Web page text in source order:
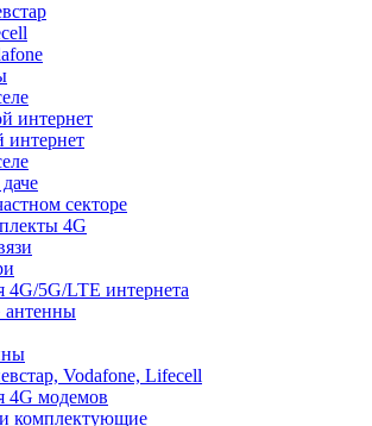
интернет
секторе
4G
4G/5G/LTE интернета
Vodafone, Lifecell
4G модемов
комплектующие